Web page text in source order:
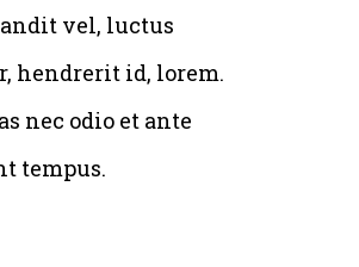
vel, luctus
hendrerit id, lorem.
nec odio et ante
tempus.